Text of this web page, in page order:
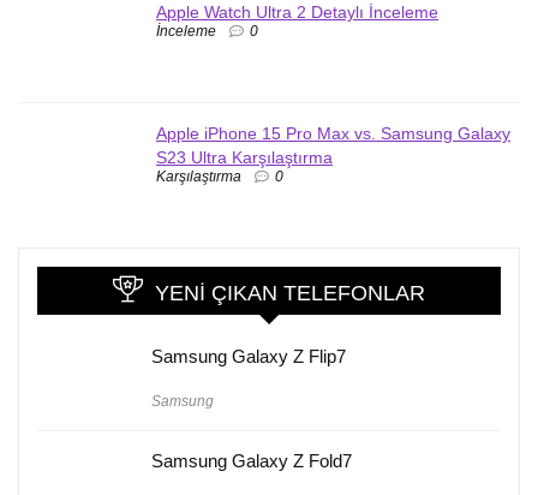
Apple Watch Ultra 2 Detaylı İnceleme
İnceleme 0
Apple iPhone 15 Pro Max vs. Samsung Galaxy
S23 Ultra Karşılaştırma
Karşılaştırma 0
YENI ÇIKAN TELEFONLAR
Samsung Galaxy Z Flip7
Samsung
Samsung Galaxy Z Fold7